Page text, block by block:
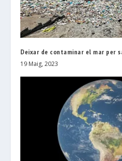
Deixar de contaminar el mar per
19 Maig, 2023